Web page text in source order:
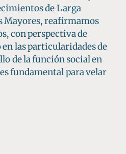
de Larga
Mayores, reafirmamos
con perspectiva de
las particularidades de
de la función social en
fundamental para velar